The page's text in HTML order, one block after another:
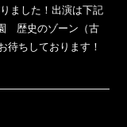
ました！出演は下記
歴史のゾーン（古
待ちしております！